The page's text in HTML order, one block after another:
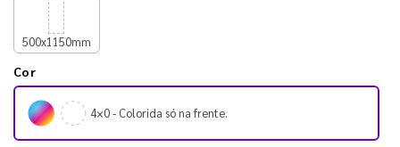
500x1150mm
Cor
4×0 - Colorida só na frente.